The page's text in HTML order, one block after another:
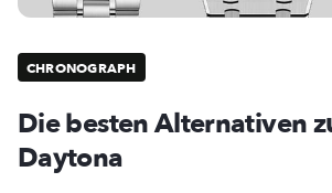
CHRONOGRAPH
Die besten Alternativen
Daytona